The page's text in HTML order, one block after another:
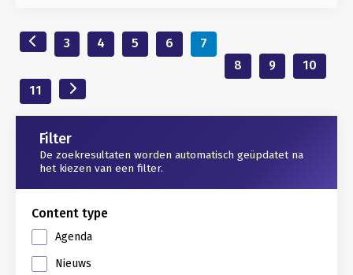
3 4 5 6
7
8
9
10
11
Gerelateerd
Filter
De zoekresultaten worden automatisch geüpdatet na
het kiezen van een filter.
Content type
Agenda
Nieuws